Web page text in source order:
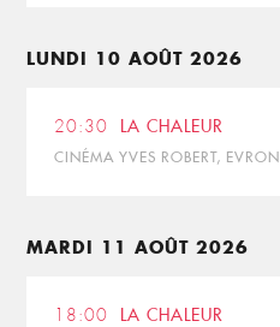
LUNDI 10 AOÛT 2026
20:30 LA CHALEUR
CINÉMA YVES ROBERT, EVRON
MARDI 11 AOÛT 2026
18:00 LA CHALEUR